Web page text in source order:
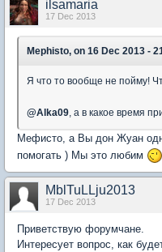
ilsamaria
17 Dec 2013
Mephisto, on 16 Dec 2013 -
Я что то вообще не пойму!
@Alka09, а в какое время
Мефисто, а Вы дон Жуан
помогать ) Мы это любим
MblTuLLju2013
17 Dec 2013
Приветствую форумчане.
Интересует вопрос, как